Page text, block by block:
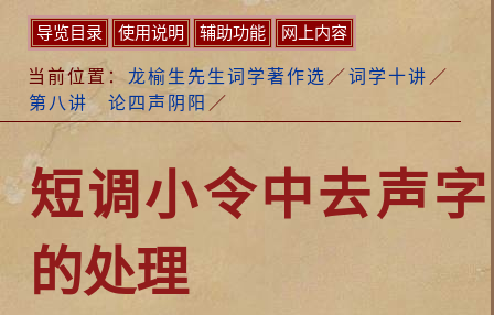
导览目录 使用说明 辅助功能 网上内容
当前位置： 龙榆生先生词学著作选 ／ 词学十讲 ／
第八讲 论四声阴阳 ／
短调小令中去声字
的处理